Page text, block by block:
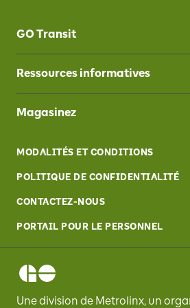
GO Transit
Ressources informatives
Magasinez
MODALITÉS ET CONDITIONS
POLITIQUE DE CONFIDENTIALITÉ
CONTACTEZ-NOUS
PORTAIL POUR LE PERSONNEL
Une division de Metrolinx, un